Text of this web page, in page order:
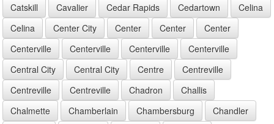
Catskill
Cavalier Cedar Rapids Cedartown
Celina
Celina
Center City Center Center
Center
Centerville
Centerville Centerville
Centerville
Central City
Central City Centre
Centreville
Centreville
Centreville Chadron
Challis
Chalmette
Chamberlain Chambersburg
Chandler